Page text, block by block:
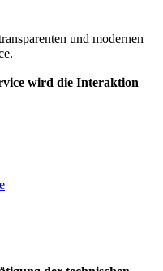
und modernen
wird die Interaktion